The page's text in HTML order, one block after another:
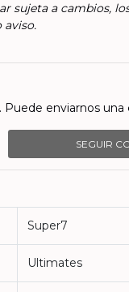
sujeta a cambios,
aviso.
enviarnos una
SEGUIR
Super7
Ultimates